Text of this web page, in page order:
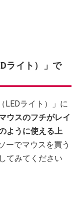
ライト）」で
LEDライト）」に
ウスのフチがレイ
ように使える上
ーでマウスを買う
てみてください